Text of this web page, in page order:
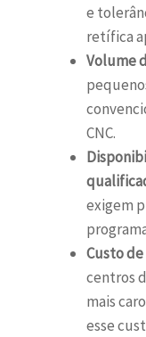
e
retífica
Volume
CNC.
exigem
Custo
centros
mais
esse